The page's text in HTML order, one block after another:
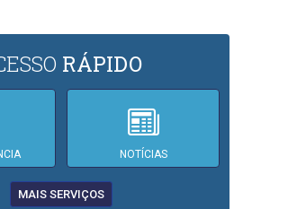
RÁPIDO
NOTÍCIAS
MAIS SERVIÇOS